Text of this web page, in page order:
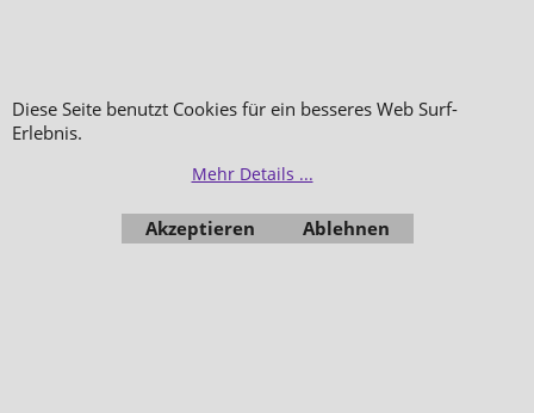
Diese Seite benutzt Cookies für ein besseres Web Surf-
Erlebnis.
Mehr Details ...
Akzeptieren Ablehnen